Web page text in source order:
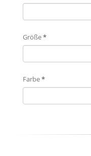
Größe*
Farbe*